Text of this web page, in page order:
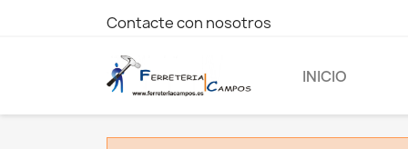
Contacte con nosotros
INICIO